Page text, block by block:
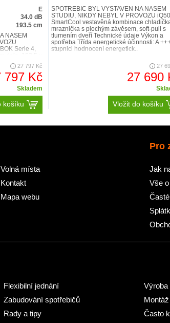
E
34.0 dB
193.5 cm
NAŠEM
Serie 4,
27 797 Kč
797 Kč
Skladem
košíku
SPOTŘEBIČ BYL VYSTAVEN NA NAŠEM
STUDIU, NIKDY NEBYL V PROVOZU
SmartCool vestavěná kombinace
mraznička s plochým závěsem, soft-pull s
tlumením dveří Technické údaje Výkon a
spotřeba Třída energetické účinnosti: A
stupnici hodnocení energetick..
27
27 690
Vložit do košíku
Volná místa
Kontakt
Mapa webu
Pro
Jak
Vše
Flexibilní jednání
Zabudování spotřebičů
Rady a tipy
Často